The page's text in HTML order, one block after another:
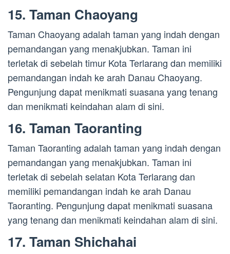
15. Taman Chaoyang
Taman Chaoyang adalah taman yang indah dengan
pemandangan yang menakjubkan. Taman ini
terletak di sebelah timur Kota Terlarang dan memiliki
pemandangan indah ke arah Danau Chaoyang.
Pengunjung dapat menikmati suasana yang tenang
dan menikmati keindahan alam di sini.
16. Taman Taoranting
Taman Taoranting adalah taman yang indah dengan
pemandangan yang menakjubkan. Taman ini
terletak di sebelah selatan Kota Terlarang dan
memiliki pemandangan indah ke arah Danau
Taoranting. Pengunjung dapat menikmati suasana
yang tenang dan menikmati keindahan alam di sini.
17. Taman Shichahai